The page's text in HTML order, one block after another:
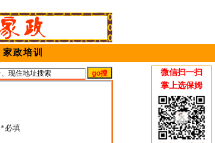
家政培训
*必填
微信扫一扫
掌上选保姆